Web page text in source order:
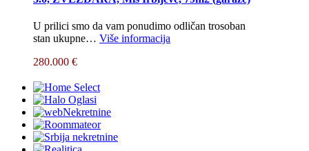
U prilici smo da vam ponudimo odličan trosoban
stan ukupne… Više informacija
280.000 €